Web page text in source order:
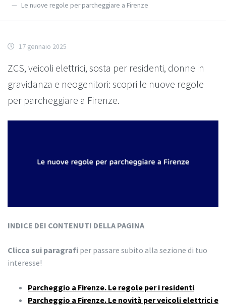
Le nuove regole per parcheggiare a Firenze
17 gennaio 2025
ZCS, veicoli elettrici, sosta per residenti, donne in
gravidanza e neogenitori: scopri le nuove regole
per parcheggiare a Firenze.
INDICE DEI CONTENUTI DELLA PAGINA
Clicca sui paragrafi per passare subito alla sezione di tuo
interesse!
Parcheggio a Firenze. Le regole per i residenti.
Parcheggio a Firenze. Le novità per veicoli elettrici e